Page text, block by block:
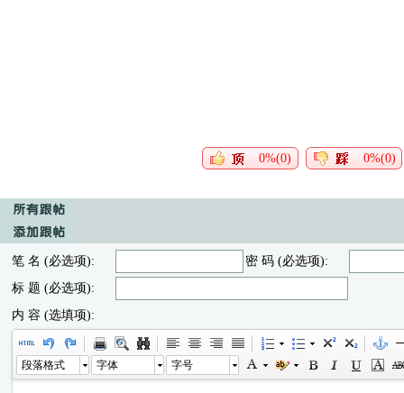
0%(0) 0%(0)
笔 名 (必选项):
密 码 (必选项):
标 题 (必选项):
内 容 (选填项):
段落格式 字体 字号